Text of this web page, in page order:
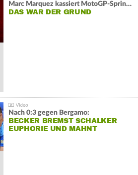
Marc Marquez kassiert MotoGP-Sprint-Schlappe:
DAS WAR DER GRUND
Nach 0:3 gegen Bergamo:
BECKER BREMST SCHALKER
EUPHORIE UND MAHNT